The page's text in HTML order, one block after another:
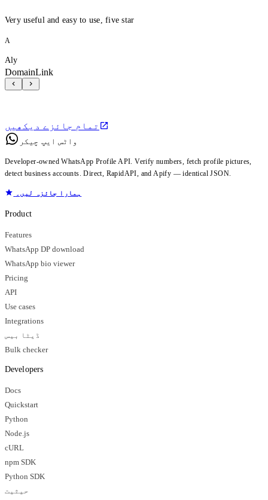
Very useful and easy to use, five star
A
Aly
DomainLink
تمام جائزے دیکھیں
واٹس ایپ چیکر
Developer-owned WhatsApp Profile API. Verify numbers, fetch profile pictures,
detect business accounts. Direct, RapidAPI, and Apify — identical JSON.
ہمارا جائزہ لیں۔
Product
Features
WhatsApp DP download
WhatsApp bio viewer
Pricing
API
Use cases
Integrations
ڈیٹا بیس
Bulk checker
Developers
Docs
Quickstart
Python
Node.js
cURL
npm SDK
Python SDK
حیثیت